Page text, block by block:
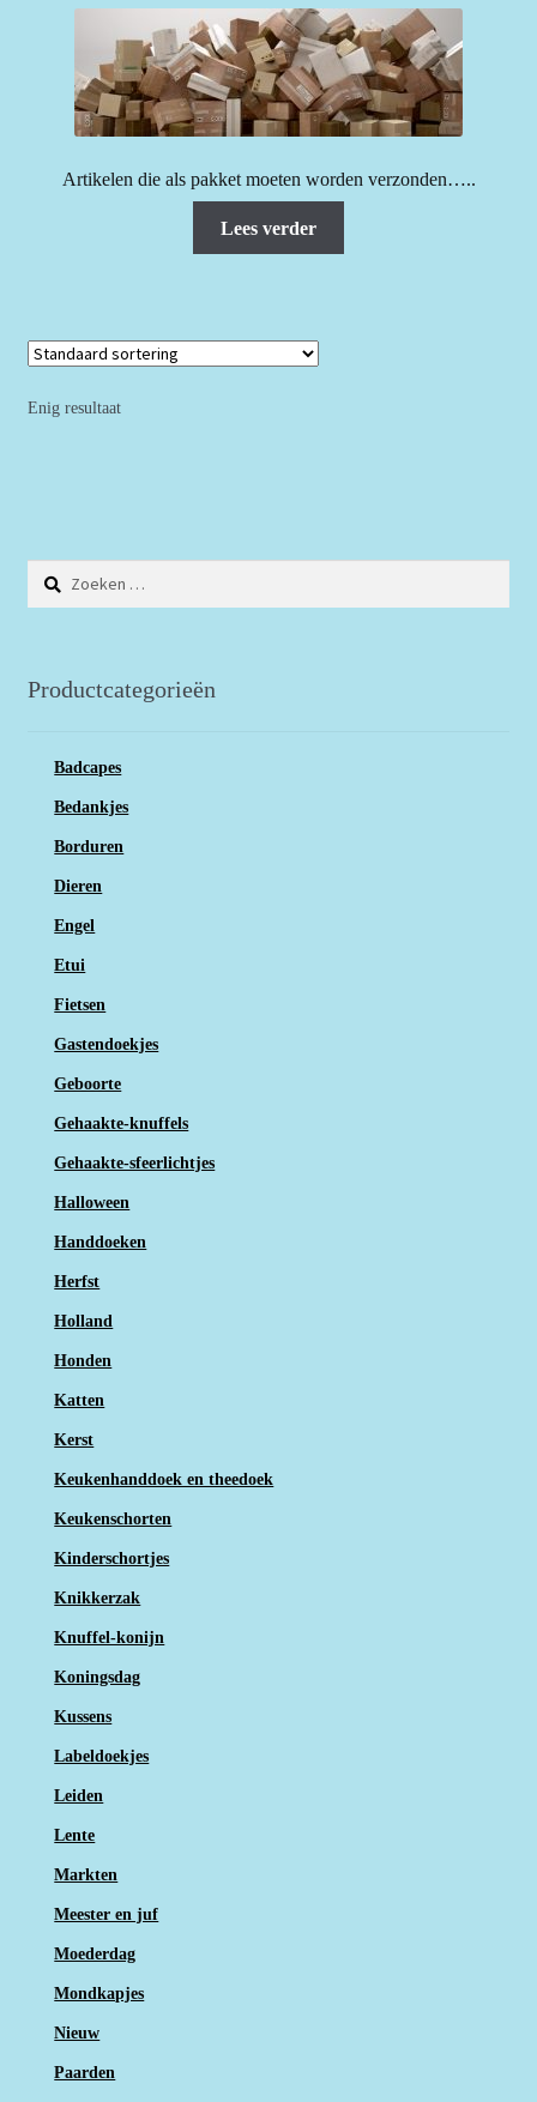
Artikelen die als pakket moeten worden verzonden…..
Lees verder
Enig resultaat
Zoeken
naar:
Productcategorieën
Badcapes
Bedankjes
Borduren
Dieren
Engel
Etui
Fietsen
Gastendoekjes
Geboorte
Gehaakte-knuffels
Gehaakte-sfeerlichtjes
Halloween
Handdoeken
Herfst
Holland
Honden
Katten
Kerst
Keukenhanddoek en theedoek
Keukenschorten
Kinderschortjes
Knikkerzak
Knuffel-konijn
Koningsdag
Kussens
Labeldoekjes
Leiden
Lente
Markten
Meester en juf
Moederdag
Mondkapjes
Nieuw
Paarden